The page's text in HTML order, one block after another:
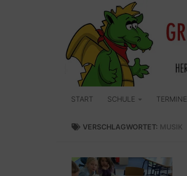
START SCHULE TERMINE
VERSCHLAGWORTET: MUSIK